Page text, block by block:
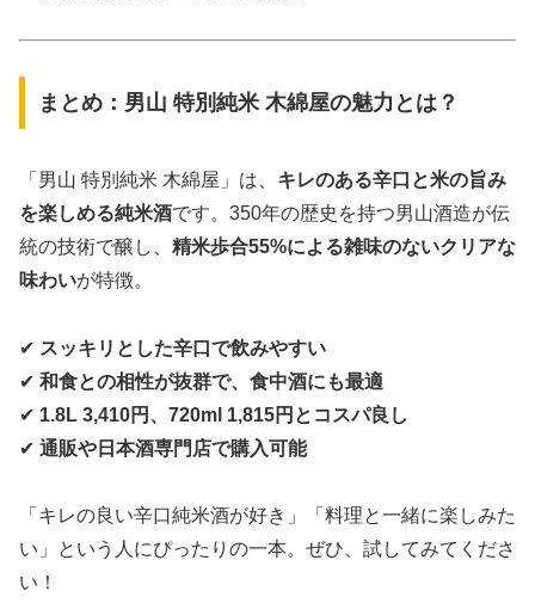
まとめ：男山 特別純米 木綿屋の魅力とは？
「男山 特別純米 木綿屋」は、 キレのある辛口と米の旨み
を楽しめる純米酒です。350年の歴史を持つ男山酒造が伝
統の技術で醸し、 精米歩合55%による雑味のないクリアな
味わいが特徴。
✔ スッキリとした辛口で飲みやすい
✔ 和食との相性が抜群で、食中酒にも最適
✔ 1.8L 3,410円、720ml 1,815円とコスパ良し
✔ 通販や日本酒専門店で購入可能
「キレの良い辛口純米酒が好き」「料理と一緒に楽しみた
い」という人にぴったりの一本。ぜひ、試してみてくださ
い！